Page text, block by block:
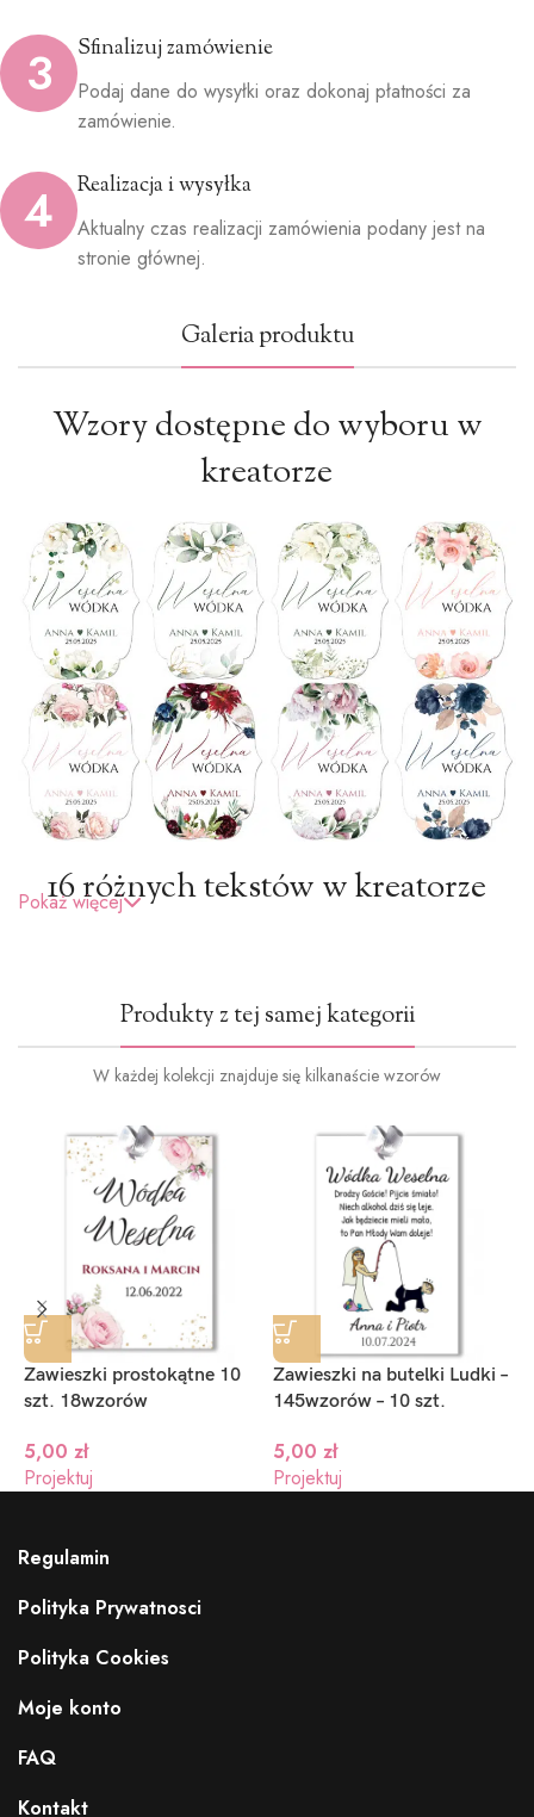
3 Sfinalizuj zamówienie
Podaj dane do wysyłki oraz dokonaj płatności za
zamówienie.
4 Realizacja i wysyłka
Aktualny czas realizacji zamówienia podany jest na
stronie głównej.
Galeria produktu
Wzory dostępne do wyboru w
kreatorze
16 różnych tekstów w kreatorze
Pokaż więcej
Produkty z tej samej kategorii
W każdej kolekcji znajduje się kilkanaście wzorów
Zawieszki prostokątne 10
szt. 18wzorów
5,00 zł
Projektuj
Zawieszki na butelki Ludki –
145wzorów – 10 szt.
5,00 zł
Projektuj
Regulamin
Polityka Prywatnosci
Polityka Cookies
Moje konto
FAQ
Kontakt